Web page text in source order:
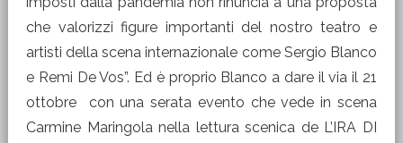
che valorizzi figure importanti del nostro teatro e
artisti della scena internazionale come Sergio Blanco
e Remi De Vos”. Ed è proprio Blanco a dare il via il 21
ottobre con una serata evento che vede in scena
Carmine Maringola nella lettura scenica de L’IRA DI